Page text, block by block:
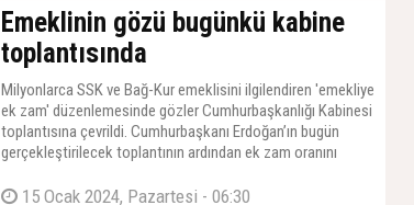
Emeklinin gözü bugünkü kabine
toplantısında
Milyonlarca SSK ve Bağ-Kur emeklisini ilgilendiren 'emekliye
ek zam' düzenlemesinde gözler Cumhurbaşkanlığı Kabinesi
toplantısına çevrildi. Cumhurbaşkanı Erdoğan’ın bugün
gerçekleştirilecek toplantının ardından ek zam oranını
15 Ocak 2024, Pazartesi - 06:30